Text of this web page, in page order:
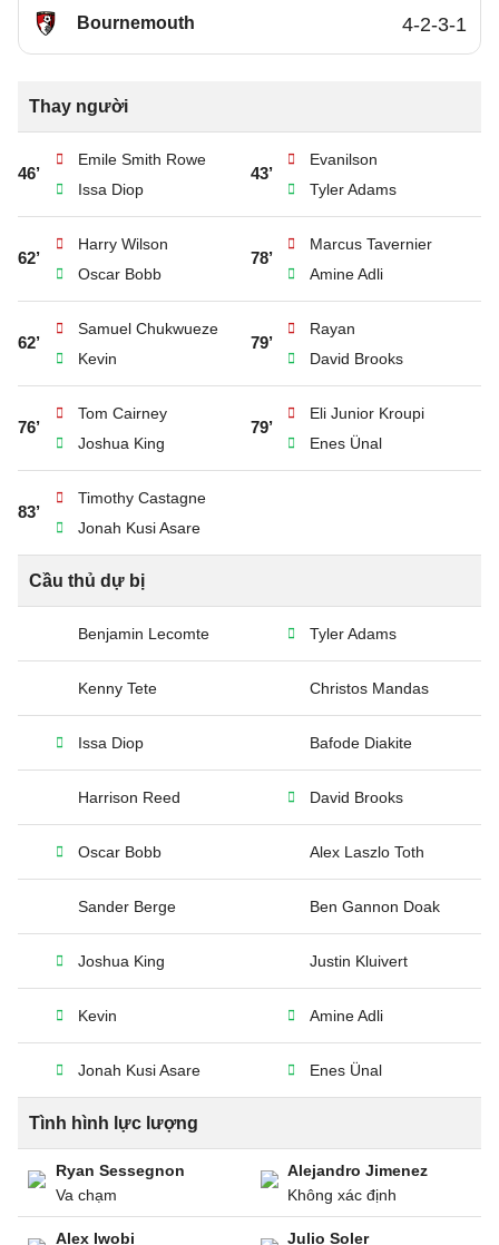
Bournemouth 4-2-3-1
Thay người
46’
Emile Smith Rowe
Issa Diop
43’
Evanilson
Tyler Adams
62’
Harry Wilson
Oscar Bobb
78’
Marcus Tavernier
Amine Adli
62’
Samuel Chukwueze
Kevin
79’
Rayan
David Brooks
76’
Tom Cairney
Joshua King
79’
Eli Junior Kroupi
Enes Ünal
83’
Timothy Castagne
Jonah Kusi Asare
Cầu thủ dự bị
Benjamin Lecomte Tyler Adams
Kenny Tete Christos Mandas
Issa Diop Bafode Diakite
Harrison Reed David Brooks
Oscar Bobb Alex Laszlo Toth
Sander Berge Ben Gannon Doak
Joshua King Justin Kluivert
Kevin Amine Adli
Jonah Kusi Asare Enes Ünal
Tình hình lực lượng
Ryan Sessegnon
Va chạm
Alejandro Jimenez
Không xác định
Alex Iwobi
Julio Soler